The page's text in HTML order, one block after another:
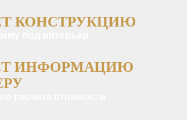
КОНСТРУКЦИЮ
ИНФОРМАЦИЮ